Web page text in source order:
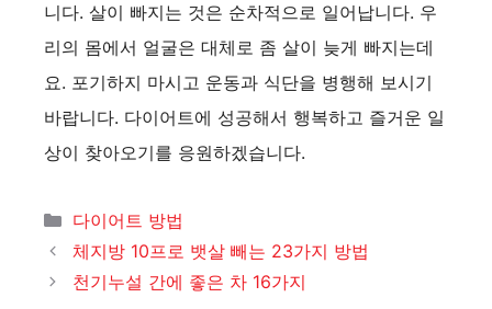
니다. 살이 빠지는 것은 순차적으로 일어납니다. 우
리의 몸에서 얼굴은 대체로 좀 살이 늦게 빠지는데
요. 포기하지 마시고 운동과 식단을 병행해 보시기
바랍니다. 다이어트에 성공해서 행복하고 즐거운 일
상이 찾아오기를 응원하겠습니다.
카
테
고
리
다이어트 방법
체지방 10프로 뱃살 빼는 23가지 방법
천기누설 간에 좋은 차 16가지